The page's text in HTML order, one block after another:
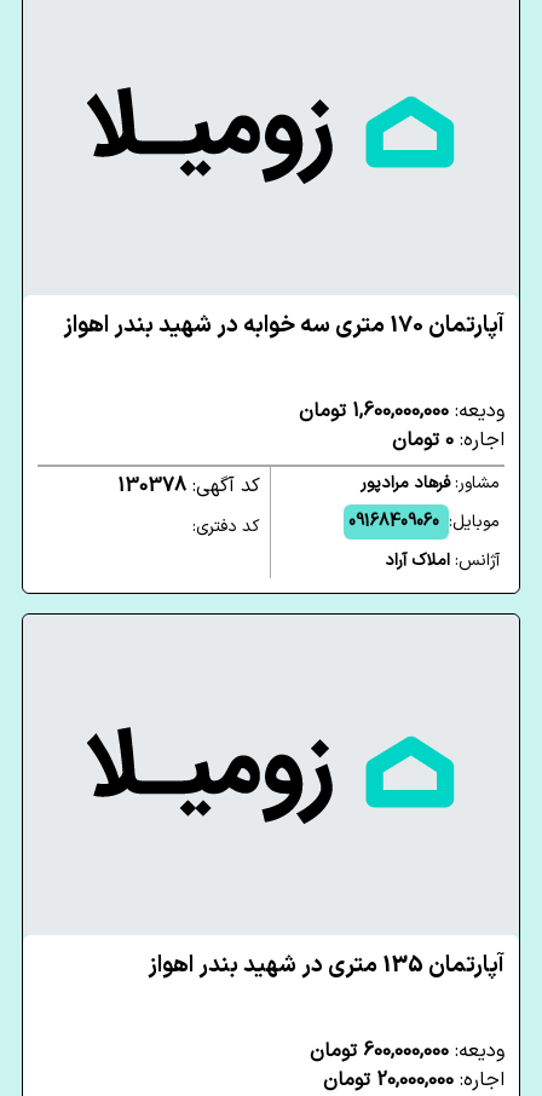
آپارتمان 170 متری سه خوابه در شهید بندر اهواز
ودیعه: 1,600,000,000 تومان
اجاره: 0 تومان
مشاور:فرهاد مرادپور
موبایل: 09168409060
آژانس:املاک آراد
کد آگهی: 130378
کد دفتری:
آپارتمان 135 متری در شهید بندر اهواز
ودیعه: 600,000,000 تومان
اجاره: 20,000,000 تومان